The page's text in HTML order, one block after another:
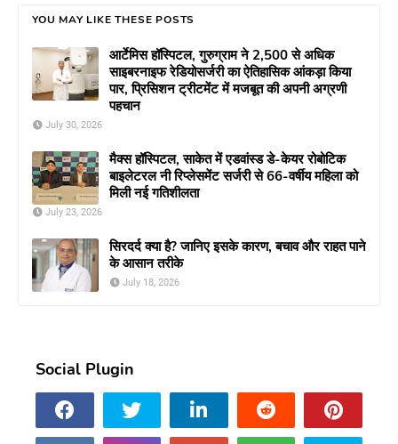
YOU MAY LIKE THESE POSTS
आर्टेमिस हॉस्पिटल, गुरुग्राम ने 2,500 से अधिक
साइबरनाइफ रेडियोसर्जरी का ऐतिहासिक आंकड़ा किया
पार, प्रिसिशन ट्रीटमेंट में मजबूत की अपनी अग्रणी
पहचान
July 30, 2026
मैक्स हॉस्पिटल, साकेत में एडवांस्ड डे-केयर रोबोटिक
बाइलेटरल नी रिप्लेसमेंट सर्जरी से 66-वर्षीय महिला को
मिली नई गतिशीलता
July 23, 2026
सिरदर्द क्या है? जानिए इसके कारण, बचाव और राहत पाने
के आसान तरीके
July 18, 2026
Social Plugin